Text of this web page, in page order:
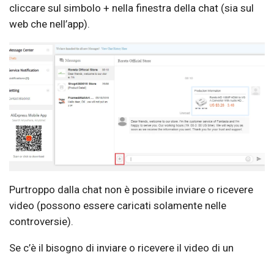
cliccare sul simbolo + nella finestra della chat (sia sul
web che nell’app).
Purtroppo dalla chat non è possibile inviare o ricevere
video (possono essere caricati solamente nelle
controversie).
Se c’è il bisogno di inviare o ricevere il video di un